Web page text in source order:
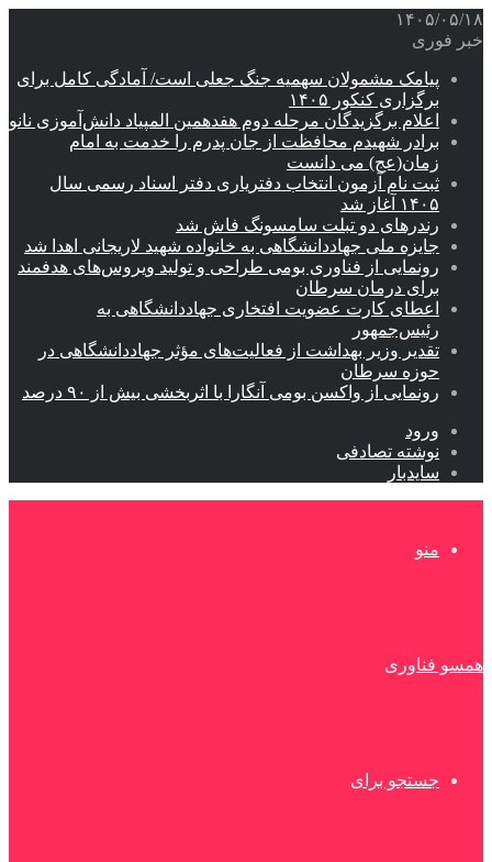
۱۴۰۵/۰۵/۱۸
خبر فوری
پیامک مشمولان سهمیه جنگ جعلی است/ آمادگی کامل برای
برگزاری کنکور ۱۴۰۵
اعلام برگزیدگان مرحله دوم هفدهمین المپیاد دانش‌آموزی نانو
برادر شهیدم محافظت از جان پدرم را خدمت به امام
زمان(عج) می دانست
ثبت نام آزمون انتخاب دفتریاری دفتر اسناد رسمی سال
۱۴۰۵ آغاز شد
رندرهای دو تبلت سامسونگ فاش شد
جایزه ملی جهاددانشگاهی به خانواده شهید لاریجانی اهدا شد
رونمایی از فناوری بومی طراحی و تولید ویروس‌های هدفمند
برای درمان سرطان
اعطای کارت عضویت افتخاری جهاددانشگاهی به
رئیس‌جمهور
تقدیر وزیر بهداشت از فعالیت‌های مؤثر جهاددانشگاهی در
حوزه سرطان
رونمایی از واکسن بومی آنگارا با اثربخشی بیش از ۹۰ درصد
ورود
نوشته تصادفی
سایدبار
منو
همسو فناوری
جستجو برای